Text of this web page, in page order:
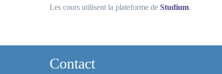
Les cours utilisent la plateforme de Studium.
Contact